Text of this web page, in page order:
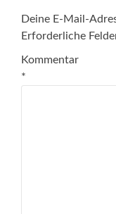
Deine E-Mail-
Erforderliche
Kommentar
*